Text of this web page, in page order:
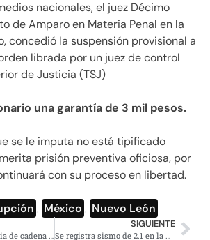
nacionales, el juez Décimo
de Amparo en Materia Penal en la
concedió la suspensión provisional a
librada por un juez de control
de Justicia (TSJ)
una garantía de 3 mil pesos.
se le imputa no está tipificado
prisión preventiva oficiosa, por
con su proceso en libertad.
México Nuevo León
SIGUIENTE